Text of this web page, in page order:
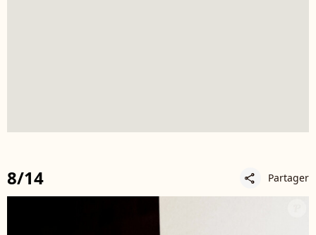
8/14 share Partager